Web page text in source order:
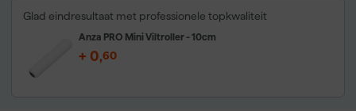
Glad eindresultaat met professionele topkwaliteit
Anza PRO Mini Viltroller - 10cm
+ 0,60